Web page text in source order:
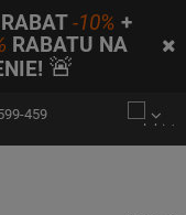
RABAT-10% +
RABATU NA
🚨
459